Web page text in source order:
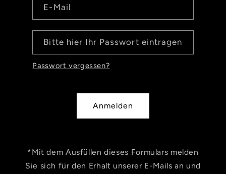
E-Mail
Bitte hier Ihr Passwort eintragen
Passwort vergessen?
Anmelden
*Mit dem Ausfüllen dieses Formulars melden
Sie sich für den Erhalt unserer E-Mails an und